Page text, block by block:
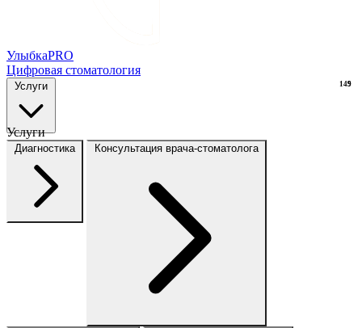
УлыбкаPRO
Цифровая стоматология
Услуги
Услуги
Диагностика Консультация врача-стоматолога
9
149